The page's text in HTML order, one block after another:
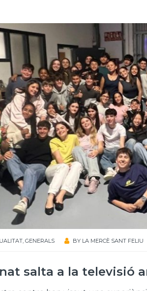
GENERALS BY LA MERCÈ SANT FELIU
salta a la televisió